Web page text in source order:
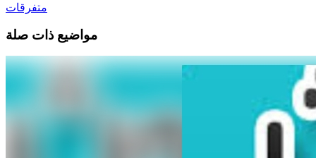
متفرقات
مواضيع ذات صلة